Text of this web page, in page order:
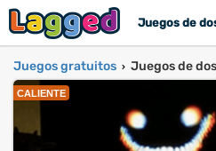
Juegos de
Juegos gratuitos › Juegos de
CALIENTE